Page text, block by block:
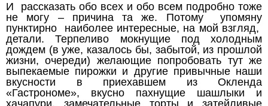
И рассказать обо всех и обо всем подробно тоже
не могу – причина та же. Потому упомяну
пунктирно наиболее интересные, на мой взгляд,
детали. Терпеливо мокнущие под холодным
дождем (в уже, казалось бы, забытой, из прошлой
жизни, очереди) желающие попробовать тут же
выпекаемые пирожки и другие привычные наши
вкусности в приехавшем из Окленда
«Гастрономе», вкусно пахнущие шашлыки и